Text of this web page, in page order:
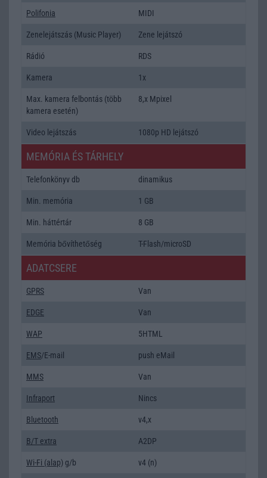
Polifonia MIDI
Zenelejátszás (Music Player) Zene lejátszó
Rádió RDS
Kamera 1x
Max. kamera felbontás (több
kamera esetén)
8,x Mpixel
Video lejátszás 1080p HD lejátszó
MEMÓRIA ÉS TÁRHELY
Telefonkönyv db dinamikus
Min. memória 1 GB
Min. háttértár 8 GB
Memória bővíthetőség T-Flash/microSD
ADATCSERE
GPRS Van
EDGE Van
WAP 5HTML
EMS/E-mail push eMail
MMS Van
Infraport Nincs
Bluetooth v4,x
B/T extra A2DP
Wi-Fi (alap) g/b v4 (n)